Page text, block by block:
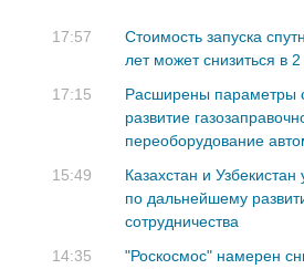
17:57
Стоимость запуска
лет может снизиться в
17:15
Расширены параметры
развитие
переоборудование
15:49
Казахстан и
по дальнейшему
сотрудничества
14:35
"Роскосмос" намерен